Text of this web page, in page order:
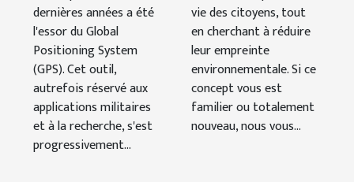
dernières années a été
l'essor du Global
Positioning System
(GPS). Cet outil,
autrefois réservé aux
applications militaires
et à la recherche, s'est
progressivement...
vie des citoyens, tout
en cherchant à réduire
leur empreinte
environnementale. Si ce
concept vous est
familier ou totalement
nouveau, nous vous...